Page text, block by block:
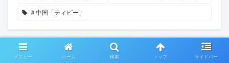
＃中国「ティピー」
メニュー ホーム 検索 トップ サイドバー